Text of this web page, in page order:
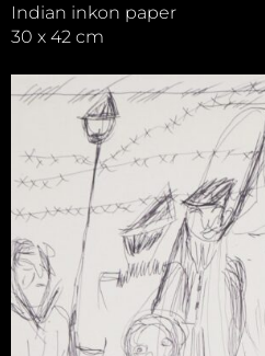
Indian inkon paper
30 x 42 cm